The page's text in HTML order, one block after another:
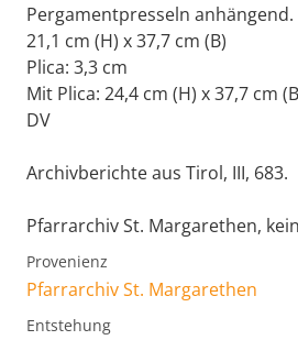
Pergamentpresseln anhängend.
21,1 cm (H) x 37,7 cm (B)
Plica: 3,3 cm
Mit Plica: 24,4 cm (H) x 37,7 cm
DV
Archivberichte aus Tirol, III, 683.
Pfarrarchiv St. Margarethen,
Provenienz
Pfarrarchiv St. Margarethen
Entstehung